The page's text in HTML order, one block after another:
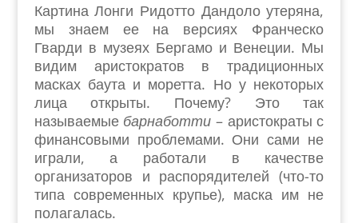
Картина Лонги Ридотто Дандоло утеряна,
мы знаем ее на версиях Франческо
Гварди в музеях Бергамо и Венеции. Мы
видим аристократов в традиционных
масках баута и моретта. Но у некоторых
лица открыты. Почему? Это так
называемые барнаботти – аристократы с
финансовыми проблемами. Они сами не
играли, а работали в качестве
организаторов и распорядителей (что-то
типа современных крупье), маска им не
полагалась.